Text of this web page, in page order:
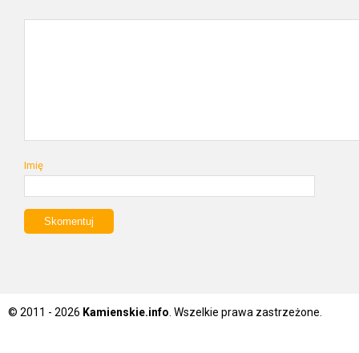
Imię
© 2011 - 2026 Kamienskie.info . Wszelkie prawa zastrzeżone.